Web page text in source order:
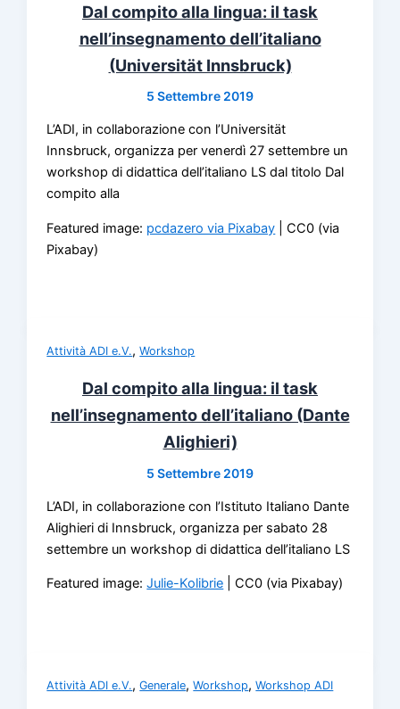
Dal compito alla lingua: il task
nell’insegnamento dell’italiano
(Universität Innsbruck)
5 Settembre 2019
L’ADI, in collaborazione con l’Universität
Innsbruck, organizza per venerdì 27 settembre un
workshop di didattica dell’italiano LS dal titolo Dal
compito alla
Featured image: pcdazero via Pixabay | CC0 (via
Pixabay)
Attività ADI e.V.,Workshop
Dal compito alla lingua: il task
nell’insegnamento dell’italiano (Dante
Alighieri)
5 Settembre 2019
L’ADI, in collaborazione con l’Istituto Italiano Dante
Alighieri di Innsbruck, organizza per sabato 28
settembre un workshop di didattica dell’italiano LS
Featured image:Julie-Kolibrie | CC0 (via Pixabay)
Attività ADI e.V.,Generale,Workshop,Workshop ADI